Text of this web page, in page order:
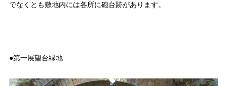
でなくとも敷地内には各所に砲台跡があります。
●第一展望台緑地